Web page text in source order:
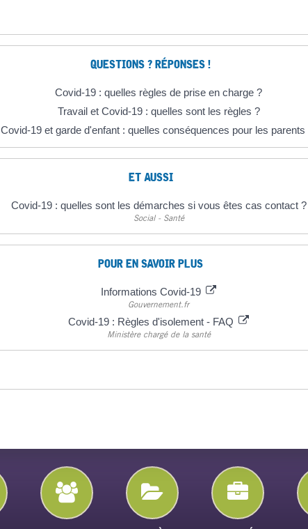
QUESTIONS ? RÉPONSES !
Covid-19 : quelles règles de prise en charge ?
Travail et Covid-19 : quelles sont les règles ?
Covid-19 et garde d'enfant : quelles conséquences pour les
ET AUSSI
Covid-19 : quelles sont les démarches si vous êtes cas contact ?
Social - Santé
POUR EN SAVOIR PLUS
Informations Covid-19
Gouvernement.fr
Covid-19 : Règles d'isolement - FAQ
Ministère chargé de la santé